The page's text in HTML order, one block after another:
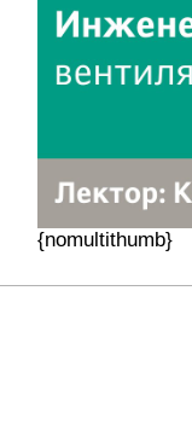
{nomultithumb}